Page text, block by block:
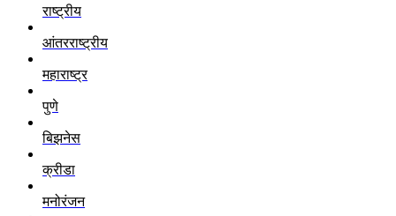
राष्ट्रीय
आंतरराष्ट्रीय
महाराष्ट्र
पुणे
बिझनेस
क्रीडा
मनोरंजन